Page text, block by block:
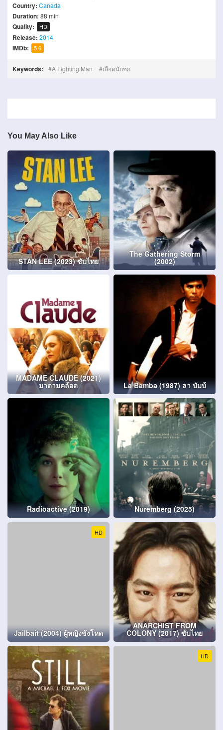
Country: Canada
Duration: 88 min
Quality: HD
Release: 2014
IMDb: 5.6
Keywords: A Fighting Man เลือดนักชก
You May Also Like
STAN LEE (2023) ซับไทย
The Gathering Storm
(2002)
MADAME CLAUDE (2021)
มาดามคล้อด La Bamba (1987) ลา บัมบ้
Radioactive (2019) Nuremberg (2025)
HD
Jailbait (2004) ผู้หญิงขังโหด
ANARCHIST FROM
COLONY (2017) ซับไทย
HD